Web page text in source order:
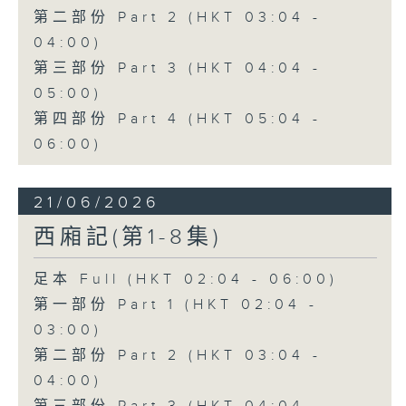
第二部份 Part 2 (HKT 03:04 -
04:00)
第三部份 Part 3 (HKT 04:04 -
05:00)
第四部份 Part 4 (HKT 05:04 -
06:00)
21/06/2026
西廂記(第1-8集)
足本 Full (HKT 02:04 - 06:00)
第一部份 Part 1 (HKT 02:04 -
03:00)
第二部份 Part 2 (HKT 03:04 -
04:00)